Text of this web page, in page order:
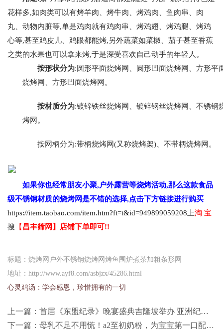
花样多,如肉类可以有烤羊肉、烤牛肉、烤鸡肉、鱼肉串、肉
丸、动物内脏等,单是鸡肉就有鸡肉串、烤鸡翅、烤鸡腿、烤鸡
心等,甚至鸡皮儿、鸡眼都能烤,另外蔬菜如菜椒、茄子甚至香蕉
之类的水果也可以拿来烤,于是深受喜欢自己动手的年轻人。
按形状分为:圆形平面烧烤网、圆形凹面烧烤网、方形平
烧烤网、方形凹面烧烤网。
按材质分为:镀锌铁丝烧烤网、镀锌钢丝烧烤网、不锈钢
烤网。
按网柄分为:带柄烧烤网(又称烧烤架)、不带柄烧烤网。
如果你也经常朋友小聚,户外露营等烧烤活动,那么这款食品
级不锈钢材质的烧烤网是不错的选择,点击下方链接进行购买
https://item.taobao.com/item.htm?ft=t&id=949899059208 上淘 宝
搜 【 昌丰筛网】店铺下单即可!!
标题：烧烤网户外不锈钢烧烤网烤鱼围炉煮茶加粗条形网
地址：http://www.ayf8.com/asbjzx/45286.html
心灵鸡汤： 学会感恩，珍惜拥有的一切
上一篇： 首届《东盟纪录》晚宴盛典吉隆坡举办 亚洲纪录同步启航
下一篇： 母乳不足不用慌！a2至初奶粉，为宝宝第一口配方奶保驾护航